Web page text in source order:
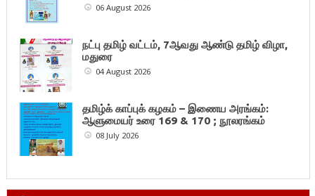
06 August 2026
நட்பு தமிழ் வட்டம், 7ஆவது ஆண்டு தமிழ் விழா,
மதுரை
04 August 2026
தமிழ்க் காப்புக் கழகம் – இணைய அரங்கம்:
ஆளுமையர் உரை 169 & 170 ; நூலரங்கம்
08 July 2026